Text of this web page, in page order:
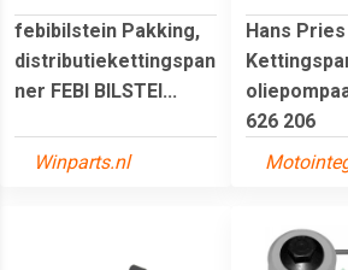
febibilstein Pakking,
distributiekettingspan
ner FEBI BILSTEI...
Winparts.nl
Hans Pries
626 206